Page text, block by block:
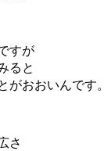
すが
ると
がおおいんです。
さ